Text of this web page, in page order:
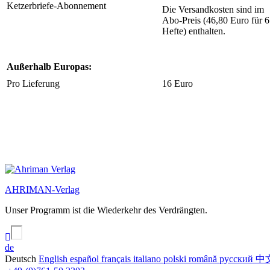
Ketzerbriefe-Abonnement
Die Versandkosten sind im
Abo-Preis (46,80 Euro für 6
Hefte) enthalten.
Außerhalb Europas:
Pro Lieferung
16 Euro
AHRIMAN-Verlag
Unser Programm ist die Wiederkehr des Verdrängten.
de
Deutsch English español français italiano polski română русский 中